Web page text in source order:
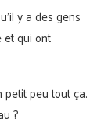
y a des gens
qui ont
petit peu tout ça.
?